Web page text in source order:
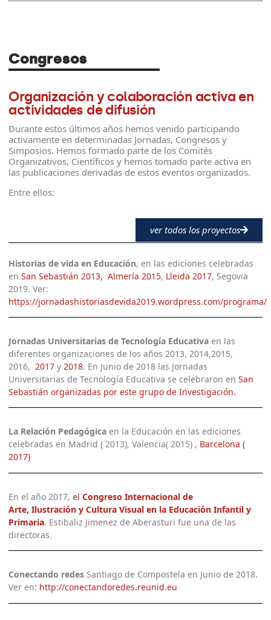
Congresos
Organización y colaboración activa en
actividades de difusión
Durante estos últimos años hemos venido participando
activamente en determinadas Jornadas, Congresos y
Simposios. Hemos formado parte de los Comités
Organizativos, Científicos y hemos tomado parte activa en
las publicaciones derivadas de estos eventos organizados.
Entre ellos:
ver todos los proyectos
Historias de vida en Educación, en las ediciones celebradas
en San Sebastián 2013,Almería 2015, Lleida 2017, Segovia
2019. Ver:
https://jornadashistoriasdevida2019.wordpress.com/programa/
Jornadas Universitarias de Tecnología Educativaen las
diferentes organizaciones de los años 2013, 2014,2015,
2016,2017y2018. En Junio de 2018 las Jornadas
Universitarias de Tecnología Educativa se celebraron enSan
Sebastián organizadas por este grupo de Investigación.
La Relación Pedagógica en la Educación en las ediciones
celebradas en Madrid ( 2013), Valencia( 2015) , Barcelona (
2017)
En el año 2017,elCongreso Internacional de
Arte, Ilustración y Cultura Visual en la Educación Infantil y
Primaria. Estibaliz Jimenez de Aberasturi fue una de las
directoras.
Conectando redes Santiago de Compostela en Junio de 2018.
Ver en: http://conectandoredes.reunid.eu